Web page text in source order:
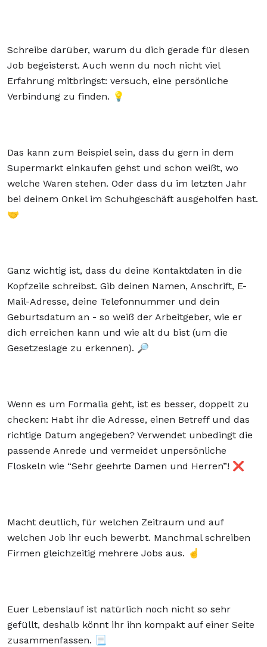
Schreibe darüber, warum du dich gerade für diesen
Job begeisterst. Auch wenn du noch nicht viel
Erfahrung mitbringst: versuch, eine persönliche
Verbindung zu finden. 💡
Das kann zum Beispiel sein, dass du gern in dem
Supermarkt einkaufen gehst und schon weißt, wo
welche Waren stehen. Oder dass du im letzten Jahr
bei deinem Onkel im Schuhgeschäft ausgeholfen hast.
🤝
Ganz wichtig ist, dass du deine Kontaktdaten in die
Kopfzeile schreibst. Gib deinen Namen, Anschrift, E-
Mail-Adresse, deine Telefonnummer und dein
Geburtsdatum an - so weiß der Arbeitgeber, wie er
dich erreichen kann und wie alt du bist (um die
Gesetzeslage zu erkennen). 🔎
Wenn es um Formalia geht, ist es besser, doppelt zu
checken: Habt ihr die Adresse, einen Betreff und das
richtige Datum angegeben? Verwendet unbedingt die
passende Anrede und vermeidet unpersönliche
Floskeln wie “Sehr geehrte Damen und Herren”! ❌
Macht deutlich, für welchen Zeitraum und auf
welchen Job ihr euch bewerbt. Manchmal schreiben
Firmen gleichzeitig mehrere Jobs aus. ☝️
Euer Lebenslauf ist natürlich noch nicht so sehr
gefüllt, deshalb könnt ihr ihn kompakt auf einer Seite
zusammenfassen. 📃